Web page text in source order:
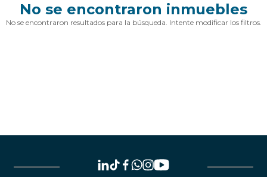
No se encontraron inmuebles
No se encontraron resultados para la búsqueda. Intente modificar los filtros.